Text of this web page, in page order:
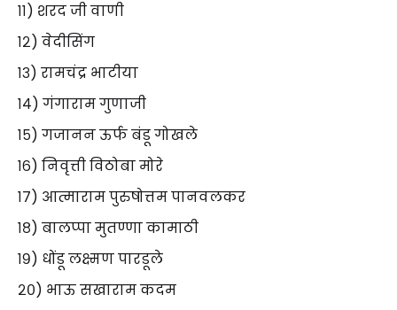
११) शरद जी वाणी
१२) वेदीसिंग
१३) रामचंद्र भाटीया
१४) गंगाराम गुणाजी
१५) गजानन ऊर्फ बंडू गोखले
१६) निवृत्ती विठोबा मोरे
१७) आत्माराम पुरुषोत्तम पानवलकर
१८) बालप्पा मुतण्णा कामाठी
१९) धोंडू लक्ष्मण पारडूले
२०) भाऊ सखाराम कदम